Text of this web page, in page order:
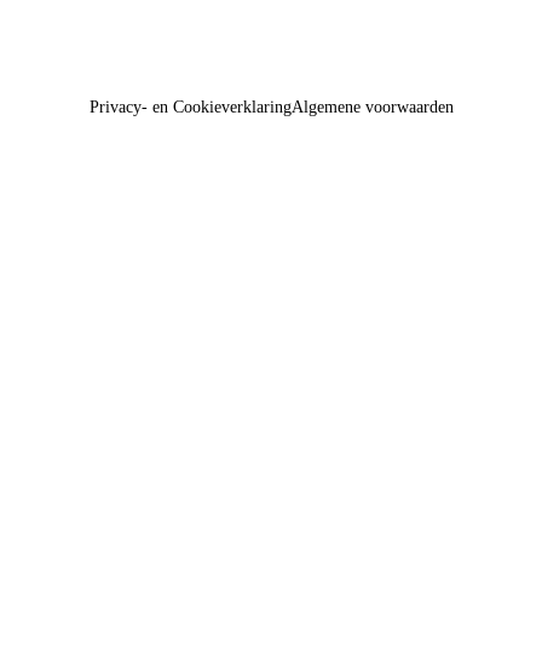
Privacy- en CookieverklaringAlgemene voorwaarden